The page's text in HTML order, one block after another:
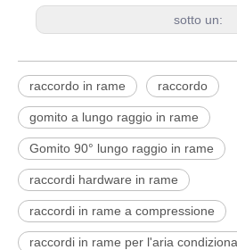
sotto un:
raccordo in rame raccordo
gomito a lungo raggio in rame
Gomito 90° lungo raggio in rame
raccordi hardware in rame
raccordi in rame a compressione
raccordi in rame per l'aria